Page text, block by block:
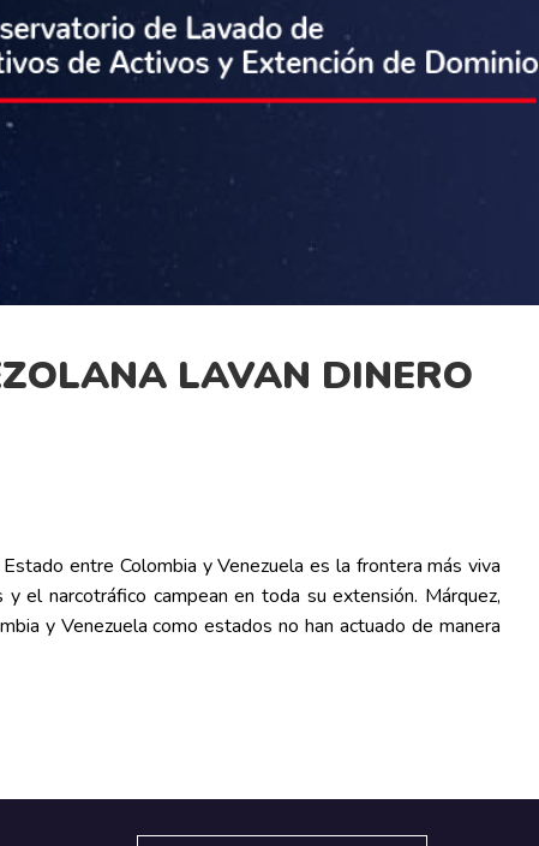
LAVAN DINERO
entre Colombia y Venezuela es la frontera más viva
el narcotráfico campean en toda su extensión. Márquez,
y Venezuela como estados no han actuado de manera